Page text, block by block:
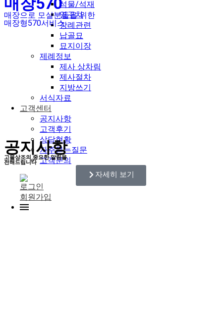
석물/석재
영구차
장례관련
납골묘
묘지이장
제례정보
제사 상차림
제사절차
지방쓰기
서식자료
고객센터
공지사항
고객후기
상담현황
자주묻는질문
고객문의
로그인
회원가입
매장으로 모실분들을 위한
매장형570서비스
공지사항
고을상조의 중요한 알림을
전해드립니다
자세히 보기